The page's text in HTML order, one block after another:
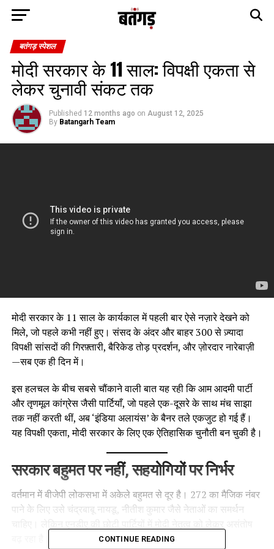
बतंगड़ स्पेशल
मोदी सरकार के 11 साल: विपक्षी एकता से
लेकर चुनावी संकट तक
Published 12 months ago on August 12, 2025
By Batangarh Team
मोदी सरकार के 11 साल के कार्यकाल में पहली बार ऐसे नज़ारे देखने को
मिले, जो पहले कभी नहीं हुए। संसद के अंदर और बाहर 300 से ज़्यादा
विपक्षी सांसदों की गिरफ़्तारी, बैरिकेड तोड़ प्रदर्शन, और ज़ोरदार नारेबाज़ी
—सब एक ही दिन में।
इस हलचल के बीच सबसे चौंकाने वाली बात यह रही कि आम आदमी पार्टी
और तृणमूल कांग्रेस जैसी पार्टियाँ, जो पहले एक-दूसरे के साथ मंच साझा
तक नहीं करती थीं, अब ‘इंडिया अलायंस’ के बैनर तले एकजुट हो गई हैं।
यह विपक्षी एकता, मोदी सरकार के लिए एक ऐतिहासिक चुनौती बन चुकी है।
सरकार बहुमत पर नहीं, सहयोगियों पर निर्भर
वर्तमान में बीजेपी लोकसभा में अकेले बहुमत से दूर है। 272 का मैजिक नंबर
पाने के लिए उसे चंद्रबाबू नायडू, नीतीश कुमार जैसे नेताओं का समर्थन
CONTINUE READING